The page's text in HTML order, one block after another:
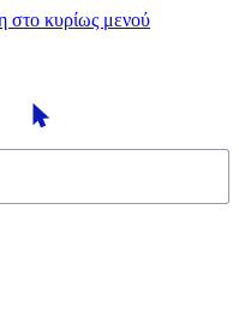
στο κυρίως μενού